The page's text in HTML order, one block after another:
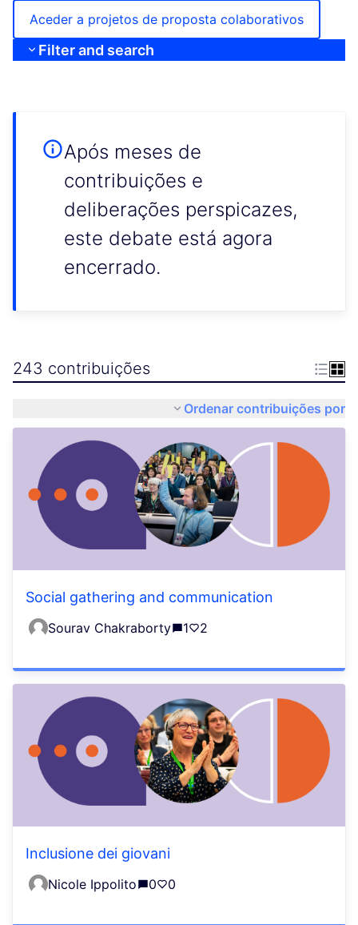
Aceder a projetos de proposta colaborativos
Filter and search
Após meses de
contribuições e
deliberações perspicazes,
este debate está agora
encerrado.
243 contribuições
Ordenar contribuições por
Social gathering and communication
Sourav Chakraborty 1 2
Inclusione dei giovani
Nicole Ippolito 0 0